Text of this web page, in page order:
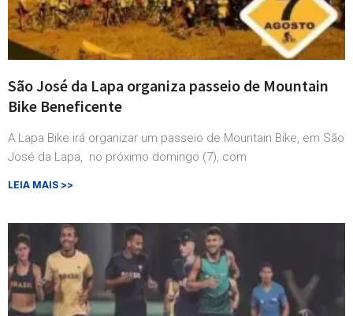
São José da Lapa organiza passeio de Mountain
Bike Beneficente
A Lapa Bike irá organizar um passeio de Mountain Bike, em São
José da Lapa, no próximo domingo (7), com
LEIA MAIS >>